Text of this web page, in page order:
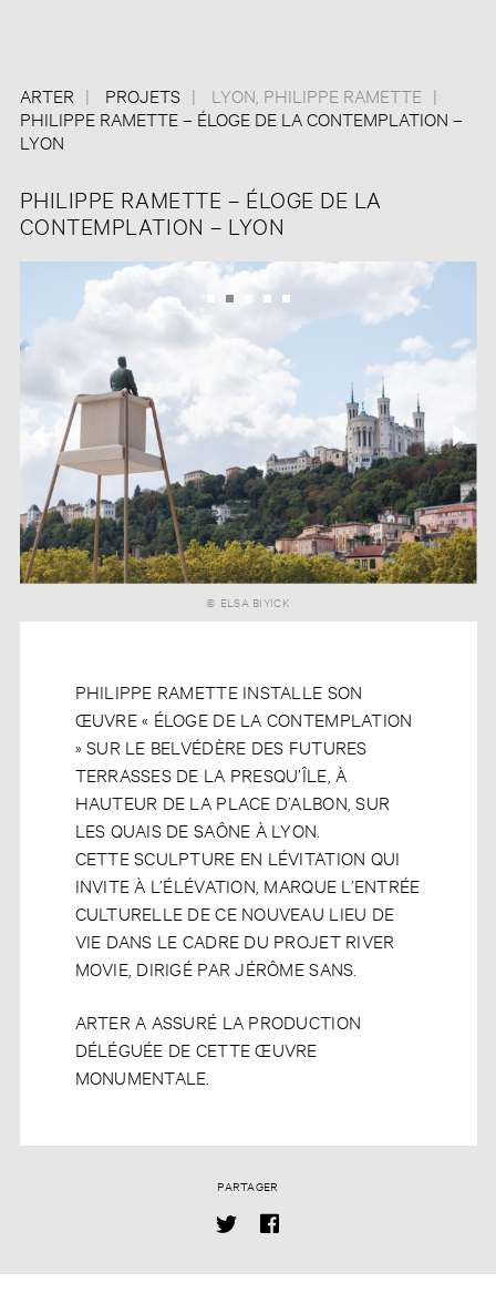
ARTER PROJETS LYON PHILIPPE RAMETTE
PHILIPPE RAMETTE – ÉLOGE DE LA CONTEMPLATION –
LYON
PHILIPPE RAMETTE – ÉLOGE DE LA
CONTEMPLATION – LYON
© ELSA BIYICK
PHILIPPE RAMETTE INSTALLE SON
ŒUVRE « ÉLOGE DE LA CONTEMPLATION
» SUR LE BELVÉDÈRE DES FUTURES
TERRASSES DE LA PRESQU’ÎLE, À
HAUTEUR DE LA PLACE D’ALBON, SUR
LES QUAIS DE SAÔNE À LYON.
CETTE SCULPTURE EN LÉVITATION QUI
INVITE À L’ÉLÉVATION, MARQUE L’ENTRÉE
CULTURELLE DE CE NOUVEAU LIEU DE
VIE DANS LE CADRE DU PROJET RIVER
MOVIE, DIRIGÉ PAR JÉRÔME SANS.
ARTER A ASSURÉ LA PRODUCTION
DÉLÉGUÉE DE CETTE ŒUVRE
MONUMENTALE.
PARTAGER